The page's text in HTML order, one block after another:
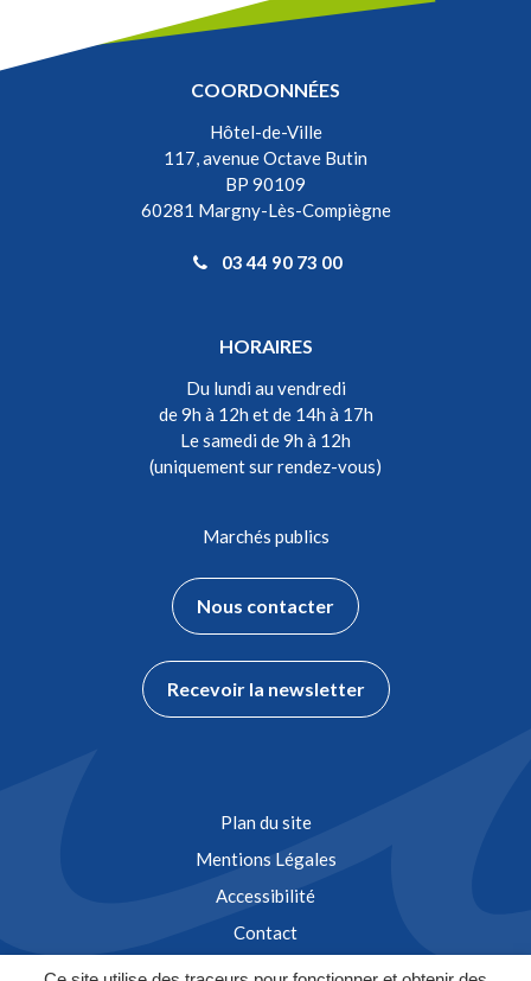
COORDONNÉES
Hôtel-de-Ville
117, avenue Octave Butin
BP 90109
60281 Margny-Lès-Compiègne
03 44 90 73 00
HORAIRES
Du lundi au vendredi
de 9h à 12h et de 14h à 17h
Le samedi de 9h à 12h
(uniquement sur rendez-vous)
Marchés publics
Nous contacter
Recevoir la newsletter
Plan du site
Mentions Légales
Accessibilité
Contact